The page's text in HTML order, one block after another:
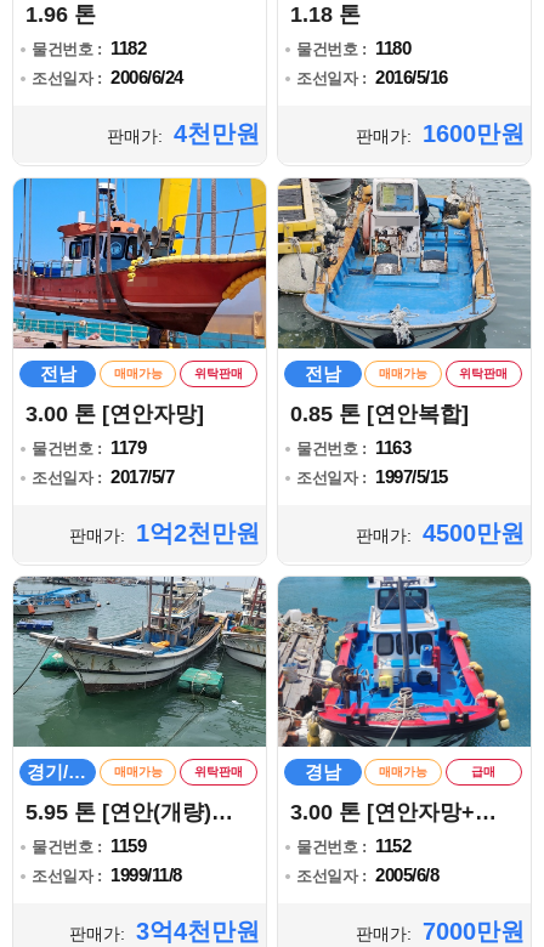
1.96 톤
물건번호 : 1182
조선일자 : 2006/6/24
판매가: 4천만원
1.18 톤
물건번호 : 1180
조선일자 : 2016/5/16
판매가: 1600만원
전남 매매가능 위탁판매
3.00 톤 [연안자망]
물건번호 : 1179
조선일자 : 2017/5/7
판매가: 1억2천만원
전남 매매가능 위탁판매
0.85 톤 [연안복합]
물건번호 : 1163
조선일자 : 1997/5/15
판매가: 4500만원
경기/인천 매매가능 위탁판매
5.95 톤 [연안(개량)안강망]
물건번호 : 1159
조선일자 : 1999/11/8
판매가: 3억4천만원
경남 매매가능 급매
3.00 톤 [연안자망+통발]
물건번호 : 1152
조선일자 : 2005/6/8
판매가: 7000만원